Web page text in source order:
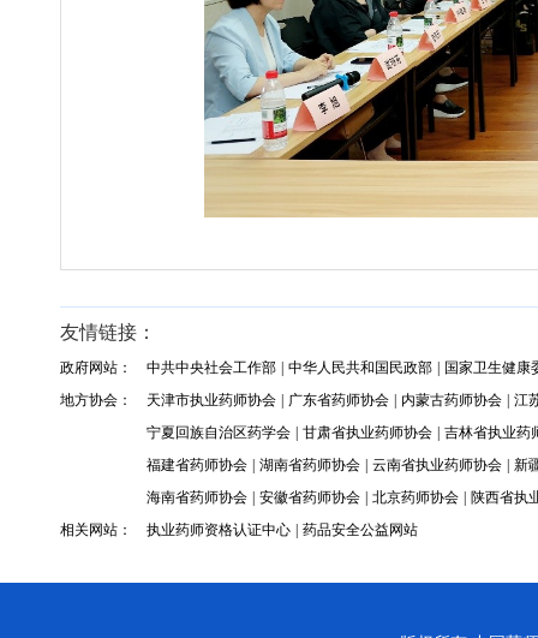
友情链接：
政府网站： 中共中央社会工作部 | 中华人民共和国民政部 | 国家卫生健康
地方协会：
天津市执业药师协会 | 广东省药师协会 | 内蒙古药师协会 | 江
宁夏回族自治区药学会 | 甘肃省执业药师协会 | 吉林省执业药
福建省药师协会 | 湖南省药师协会 | 云南省执业药师协会 | 新
海南省药师协会 | 安徽省药师协会 | 北京药师协会 | 陕西省执
相关网站：
执业药师资格认证中心 | 药品安全公益网站